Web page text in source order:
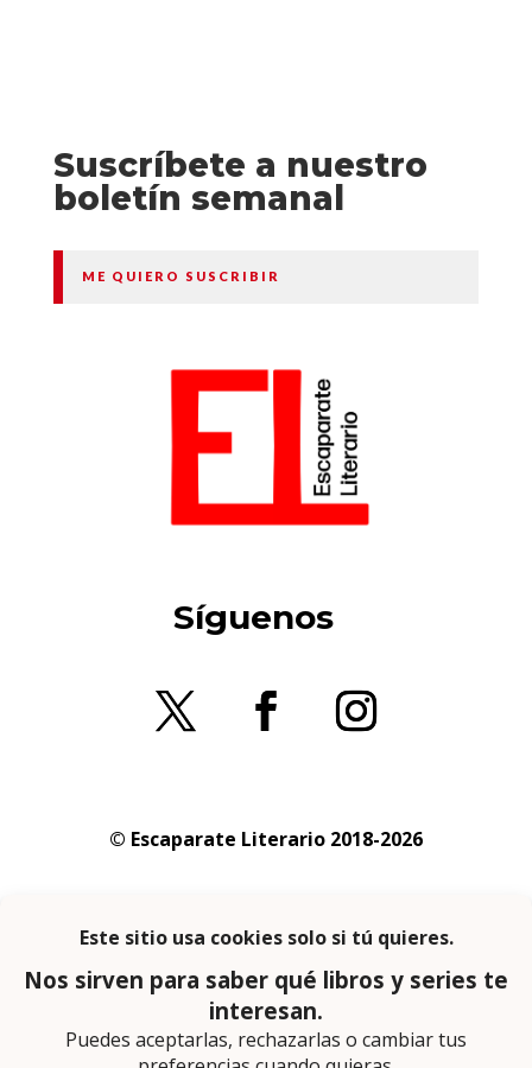
Suscríbete a nuestro
boletín semanal
ME QUIERO SUSCRIBIR
Síguenos
© Escaparate Literario 2018-2026
privacidad
En calidad de afiliado de Amazon obtengo